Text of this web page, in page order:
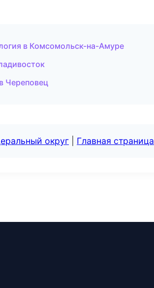
в Комсомольск-на-Амуре
Череповец
округ Главная страница